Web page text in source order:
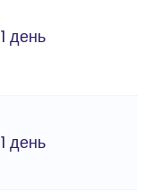
1 день
1 день